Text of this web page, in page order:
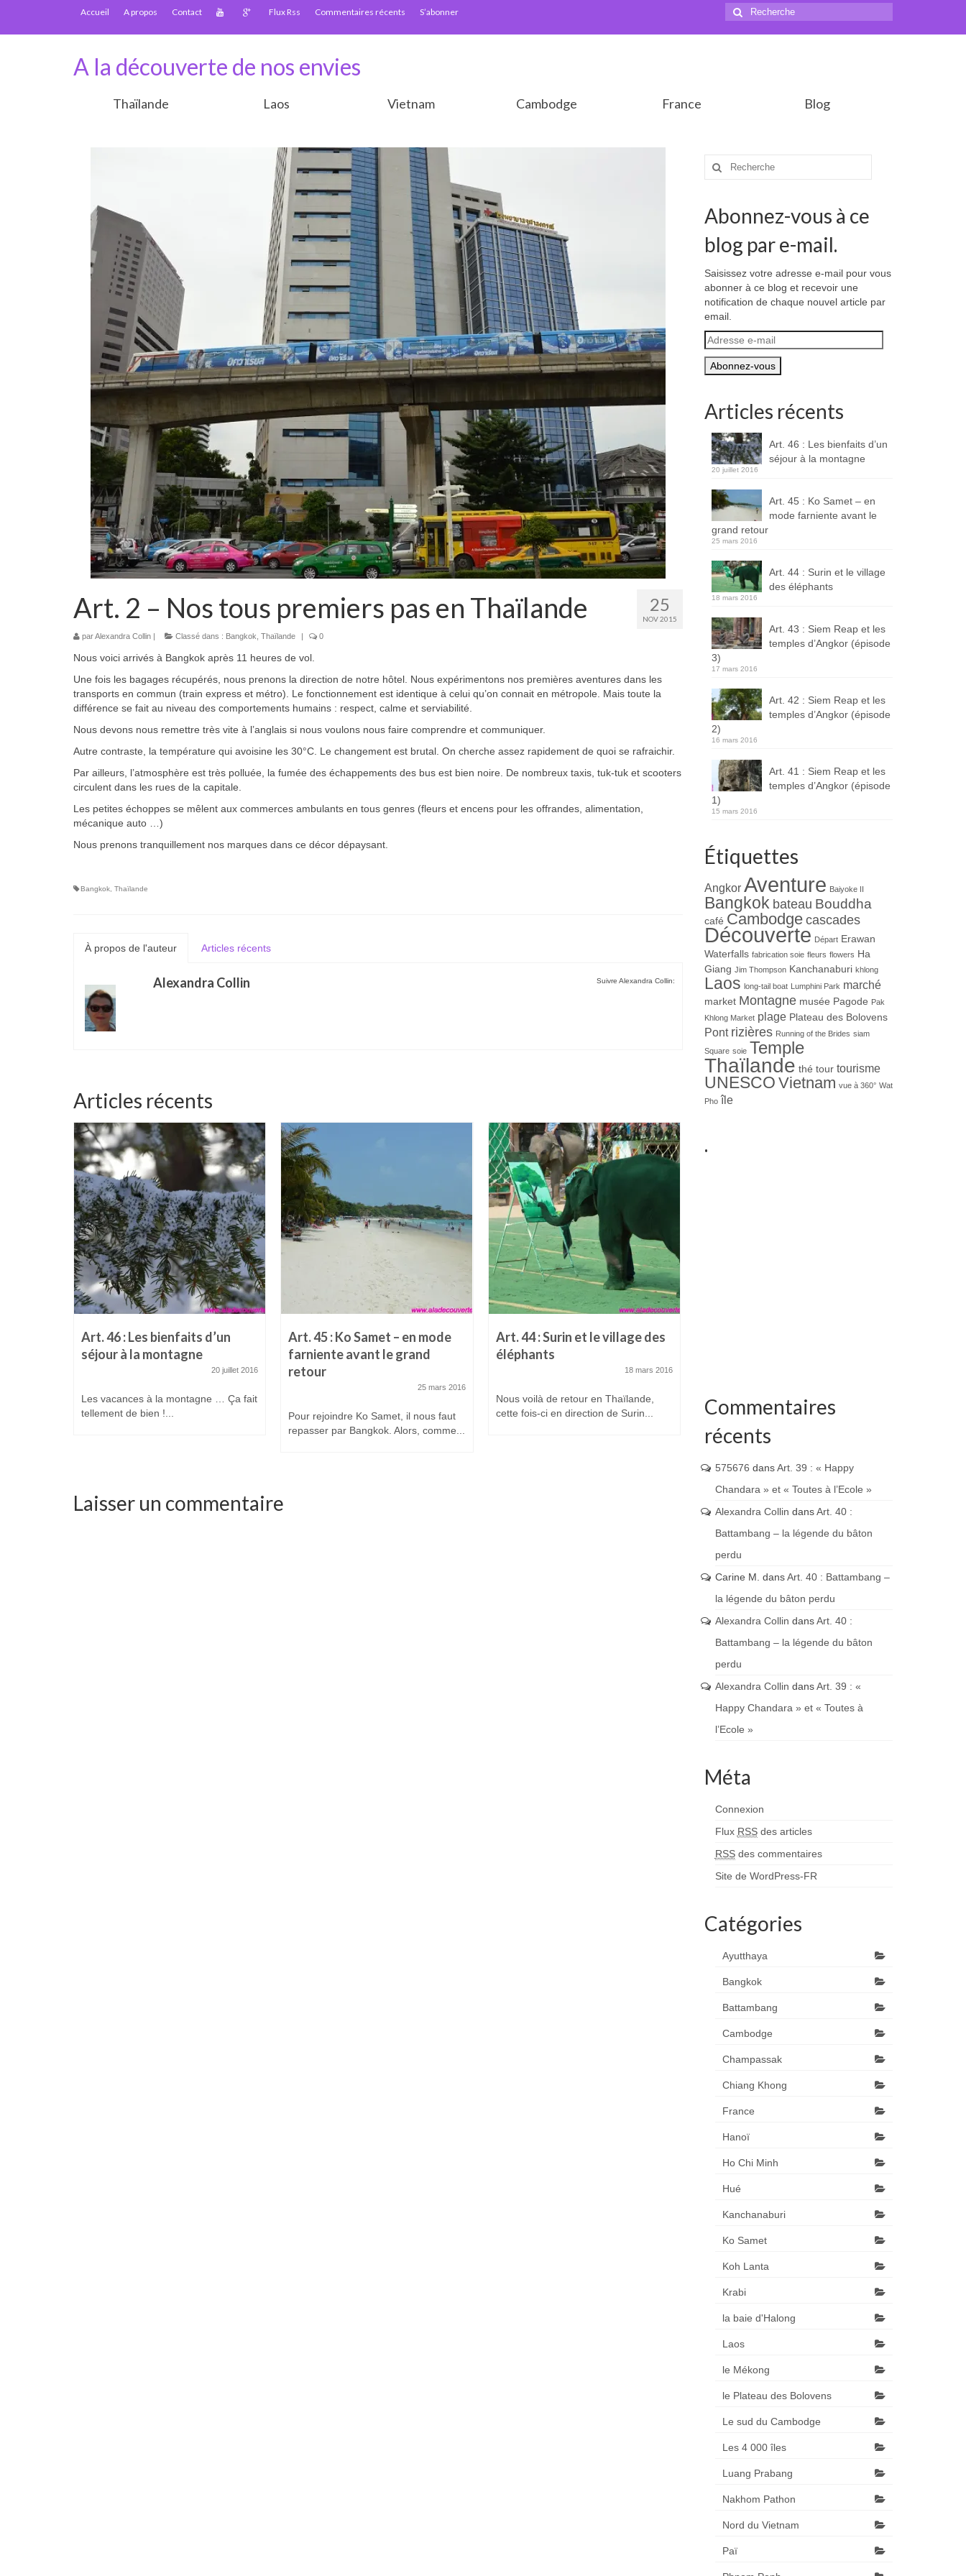
Accueil A propos Contact Flux Rss Commentaires récents S’abonner
Rechercher
:
A la découverte de nos envies
Thaïlande Laos Vietnam Cambodge France Blog
25
NOV 2015
Art. 2 – Nos tous premiers pas en Thaïlande
parAlexandra Collin | Classé dans : Bangkok Thaïlande | 0
Nous voici arrivés à Bangkok après 11 heures de vol.
Une fois les bagages récupérés, nous prenons la direction de notre hôtel. Nous expérimentons nos premières aventures dans les
transports en commun (train express et métro). Le fonctionnement est identique à celui qu’on connait en métropole. Mais toute la
différence se fait au niveau des comportements humains : respect, calme et serviabilité.
Nous devons nous remettre très vite à l’anglais si nous voulons nous faire comprendre et communiquer.
Autre contraste, la température qui avoisine les 30°C. Le changement est brutal. On cherche assez rapidement de quoi se rafraichir.
Par ailleurs, l’atmosphère est très polluée, la fumée des échappements des bus est bien noire. De nombreux taxis, tuk-tuk et scooters
circulent dans les rues de la capitale.
Les petites échoppes se mêlent aux commerces ambulants en tous genres (fleurs et encens pour les offrandes, alimentation,
mécanique auto …)
Nous prenons tranquillement nos marques dans ce décor dépaysant.
Bangkok Thaïlande
À propos de l'auteur Articles récents
Suivre Alexandra Collin:
Alexandra Collin
Articles récents
Art. 46 : Les bienfaits d’un
séjour à la montagne
20 juillet 2016
Les vacances à la montagne … Ça fait
tellement de bien !...
Art. 45 : Ko Samet – en mode
farniente avant le grand
retour
25 mars 2016
Pour rejoindre Ko Samet, il nous faut
repasser par Bangkok. Alors, comme...
Art. 44 : Surin et le village des
éléphants
18 mars 2016
Nous voilà de retour en Thaïlande,
cette fois-ci en direction de Surin...
Nous terminons notre découverte de
la région de Siem Reap par un...
Laisser un commentaire
Rechercher
Abonnez-vous à ce
blog par e-mail.
Saisissez votre adresse e-mail pour vous
abonner à ce blog et recevoir une
notification de chaque nouvel article par
email.
Adresse
e-
mail
Articles récents
Art. 46 : Les bienfaits d’un
séjour à la montagne
20 juillet 2016
Art. 45 : Ko Samet – en
mode farniente avant le
grand retour
25 mars 2016
Art. 44 : Surin et le village
des éléphants
18 mars 2016
Art. 43 : Siem Reap et les
temples d’Angkor (épisode
3)
17 mars 2016
Art. 42 : Siem Reap et les
temples d’Angkor (épisode
2)
16 mars 2016
Art. 41 : Siem Reap et les
temples d’Angkor (épisode
1)
15 mars 2016
Étiquettes
Angkor Aventure Baiyoke II
Bangkok bateau Bouddha
café Cambodge cascades
Découverte Départ Erawan
Waterfalls fabrication soie fleurs flowers Ha
Giang Jim Thompson Kanchanaburi khlong
Laos long-tail boat Lumphini Park marché
market Montagne musée Pagode Pak
Khlong Market plage Plateau des Bolovens
Pont rizières Running of the Brides siam
Square soie Temple
Thaïlande thé tour tourisme
UNESCO Vietnam vue à 360° Wat
Pho île
.
Commentaires
récents
575676 dansArt. 39 : « Happy
Chandara » et « Toutes à l’Ecole »
Alexandra Collin dansArt. 40 :
Battambang – la légende du bâton
perdu
Carine M. dansArt. 40 : Battambang –
la légende du bâton perdu
Alexandra Collin dansArt. 40 :
Battambang – la légende du bâton
perdu
Alexandra Collin dansArt. 39 : «
Happy Chandara » et « Toutes à
l’Ecole »
Méta
Connexion
Flux RSSdes articles
RSSdes commentaires
Site de WordPress-FR
Catégories
Ayutthaya
Bangkok
Battambang
Cambodge
Champassak
Chiang Khong
France
Hanoï
Ho Chi Minh
Hué
Kanchanaburi
Ko Samet
Koh Lanta
Krabi
la baie d'Halong
Laos
le Mékong
le Plateau des Bolovens
Le sud du Cambodge
Les 4 000 îles
Luang Prabang
Nakhom Pathon
Nord du Vietnam
Paï